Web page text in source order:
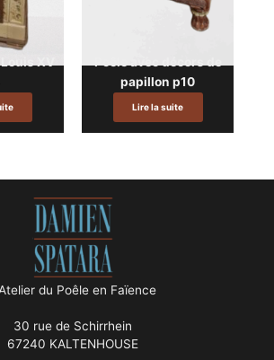
XV
papillon p10
Lire la suite
du Poêle en Faïence
30 rue de Schirrhein
67240 KALTENHOUSE